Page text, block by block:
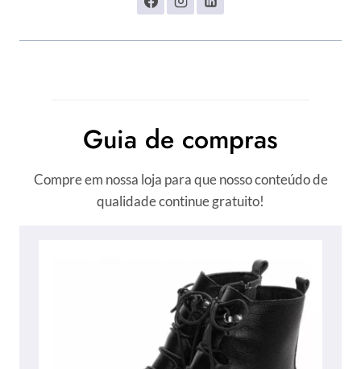
Guia de compras
Compre em nossa loja para que nosso conteúdo de
qualidade continue gratuito!